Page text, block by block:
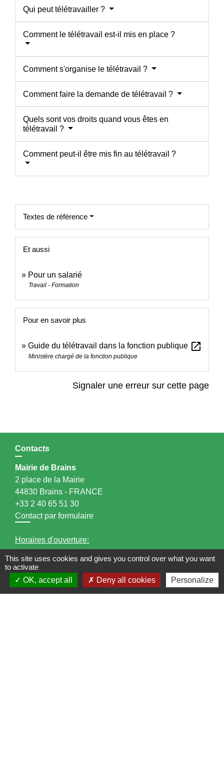
Qui peut télétravailler ?
Comment le télétravail est-il mis en place ?
Comment s'organise le télétravail ?
Comment faire la demande de télétravail ?
Quels sont vos droits quand vous êtes en
télétravail ?
Comment peut-il être mis fin au télétravail ?
Textes de référence
Et aussi
Pour un salarié
Travail - Formation
Pour en savoir plus
Guide du télétravail dans la fonction publique open_in_new
Ministère chargé de la fonction publique
Signaler une erreur sur cette page
Contacts
Mairie de Brains
2 place de la Mairie
44830 Brains - FRANCE
+33 2 40 65 51 30
Contact par formulaire
Horaires d'ouverture:
Lundi : 14h - 17h
Mardi : 8h30 - 13h / 14h - 17h
Mercredi : 8h30 - 13h
This site uses cookies and gives you control over what you want
to activate
OK, accept all
Deny all cookies Personalize